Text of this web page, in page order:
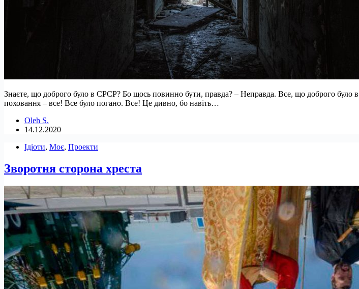
Знаєте, що доброго було в СРСР? Бо щось повинно бути, правда? – Неправда. Все, що доброго
поховання – все! Все було погано. Все! Це дивно, бо навіть…
Oleh S.
14.12.2020
Ідіоти, Моє, Проекти
Зворотня сторона хреста